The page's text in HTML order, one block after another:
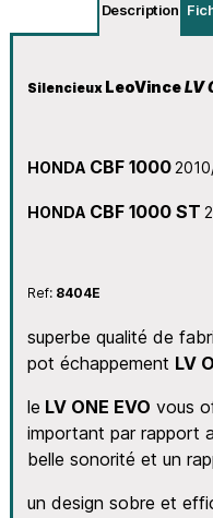
Description
Silencieux LeoVinceLV
HONDA CBF 1000 2
HONDA CBF 1000 ST 2
Ref: 8404E
superbe qualité de
pot échappement LV
le LV ONE EVO vous
important par rapport
belle sonorité et un
un design sobre et